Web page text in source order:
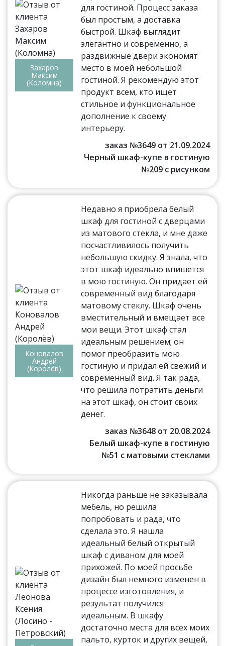
Захаров
Максим
(Коломна)
для гостиной. Процесс заказа
был простым, а доставка
быстрой. Шкаф выглядит
элегантно и современно, а
раздвижные двери экономят
место в моей небольшой
гостиной. Я рекомендую этот
продукт всем, кто ищет
стильное и функциональное
дополнение к своему
интерьеру.
заказ №3649 от 21.09.2024
Черный шкаф-купе в гостиную
№209 с рисунком
Коновалов
Андрей
(Королёв)
Недавно я приобрела белый
шкаф для гостиной с дверцами
из матового стекла, и мне даже
посчастливилось получить
небольшую скидку. Я знала, что
этот шкаф идеально впишется
в мою гостиную. Он придает ей
современный вид благодаря
матовому стеклу. Шкаф очень
вместительный и вмещает все
мои вещи. Этот шкаф стал
идеальным решением; он
помог преобразить мою
гостиную и придал ей свежий и
современный вид. Я так рада,
что решила потратить деньги
на этот шкаф, он стоит своих
денег.
заказ №3648 от 20.08.2024
Белый шкаф-купе в гостиную
№51 с матовыми стеклами
Никогда раньше не заказывала
мебель, но решила
попробовать и рада, что
сделала это. Я нашла
идеальный белый открытый
шкаф с диваном для моей
прихожей. По моей просьбе
дизайн был немного изменен в
процессе изготовления, и
результат получился
идеальным. В шкафу
достаточно места для всех моих
пальто, курток и других вещей,